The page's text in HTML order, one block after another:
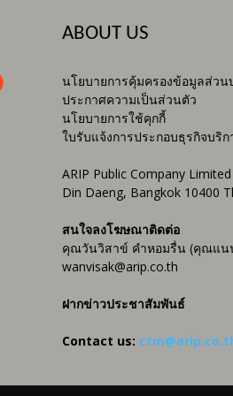
ABOUT US
นโยบายการคุ้มครองข้อมูลส่วน
ประกาศความเป็นส่วนตัว
นโยบายการใช้คุกกี้
ใบรับแจ้งการประกอบธุรกิจบริ
ARIP Public Company
Din Daeng, Bangkok 10400
สนใจลงโฆษณาติดต่อ
คุณวันวิสาข์ คำหอมรื่น (คุณแนน
wanvisak@arip.co.th
ฝากข่าวประชาสัมพันธ์
Contact us: